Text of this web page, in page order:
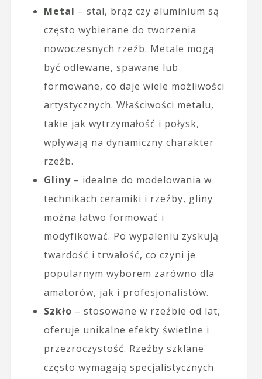
Metal – stal, brąz czy aluminium są
często wybierane do tworzenia
nowoczesnych rzeźb. Metale mogą
być odlewane, spawane lub
formowane, co daje wiele możliwości
artystycznych. Właściwości metalu,
takie jak wytrzymałość i połysk,
wpływają na dynamiczny charakter
rzeźb.
Gliny– idealne do modelowania w
technikach ceramiki i rzeźby, gliny
można łatwo formować i
modyfikować. Po wypaleniu zyskują
twardość i trwałość, co czyni je
popularnym wyborem zarówno dla
amatorów, jak i profesjonalistów.
Szkło – stosowane w rzeźbie od lat,
oferuje unikalne efekty świetlne i
przezroczystość. Rzeźby szklane
często wymagają specjalistycznych